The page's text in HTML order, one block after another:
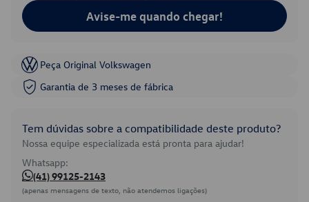
Avise-me quando chegar!
Peça Original Volkswagen
Garantia de 3 meses de fábrica
Tem dúvidas sobre a compatibilidade deste produto?
Nossa equipe especializada está pronta para ajudar!
Whatsapp:
(41) 99125-2143
(apenas mensagens de texto, não atendemos ligações)